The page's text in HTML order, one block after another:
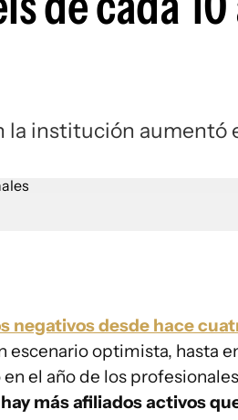
la institución aumentó
negativos desde hace
escenario optimista, hasta
el año de los profesionales
hay más afiliados activos